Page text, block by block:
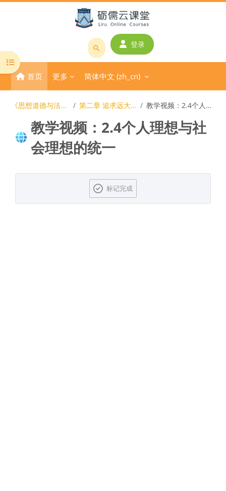
搜
课
程
或
名
称
登录
首页 更多 简体中文 ‎(zh_cn)‎
打开课程索引
《思想道德与法治》在线开放课程 第二章 追求远大理想 坚定崇高信念 教学视频：2.4个人理想与社会理想的统一
教学视频：2.4个人理想与社
会理想的统一
标记完成